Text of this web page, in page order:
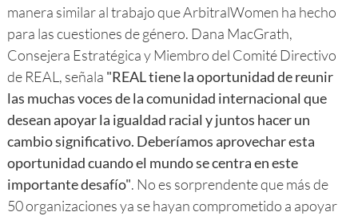
manera similar al trabajo que ArbitralWomen ha hecho
para las cuestiones de género. Dana MacGrath,
Consejera Estratégica y Miembro del Comité Directivo
de REAL, señala "REAL tiene la oportunidad de reunir
las muchas voces de la comunidad internacional que
desean apoyar la igualdad racial y juntos hacer un
cambio significativo. Deberíamos aprovechar esta
oportunidad cuando el mundo se centra en este
importante desafío". No es sorprendente que más de
50 organizaciones ya se hayan comprometido a apoyar